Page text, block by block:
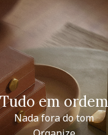
Tudo em ordem
Nada fora do tom